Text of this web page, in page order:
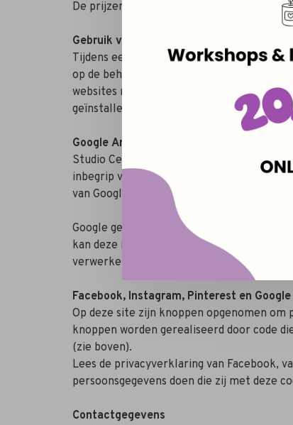
De prijzen op deze website zijn vrijgesteld
Gebruik van cookies
Tijdens een bezoek aan de site kunnen
op de behoeften van de terugkerende
websites na te gaan. Uw internetbrowser
geïnstalleerd wordt of dat u de cookies
Google Analytics
Studio Celeste maakt gebruik van
inbegrip van het adres van uw computer
van Google voor meer informatie, alsook
Google gebruikt deze informatie om bij te
kan deze informatie aan derden
verwerken. Wij hebben hier geen invloed op.
Facebook, Instagram, Pinterest en Google
Op deze site zijn knoppen opgenomen
knoppen worden gerealiseerd door code
(zie boven).
Lees de privacyverklaring van Facebook,
persoonsgegevens doen die zij met deze
Contactgegevens